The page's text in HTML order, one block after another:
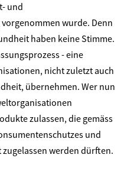
und
wurde. Denn
haben keine Stimme.
- eine
nicht zuletzt auch
übernehmen. Wer nun
zulassen, die gemäss
und
werden dürften.